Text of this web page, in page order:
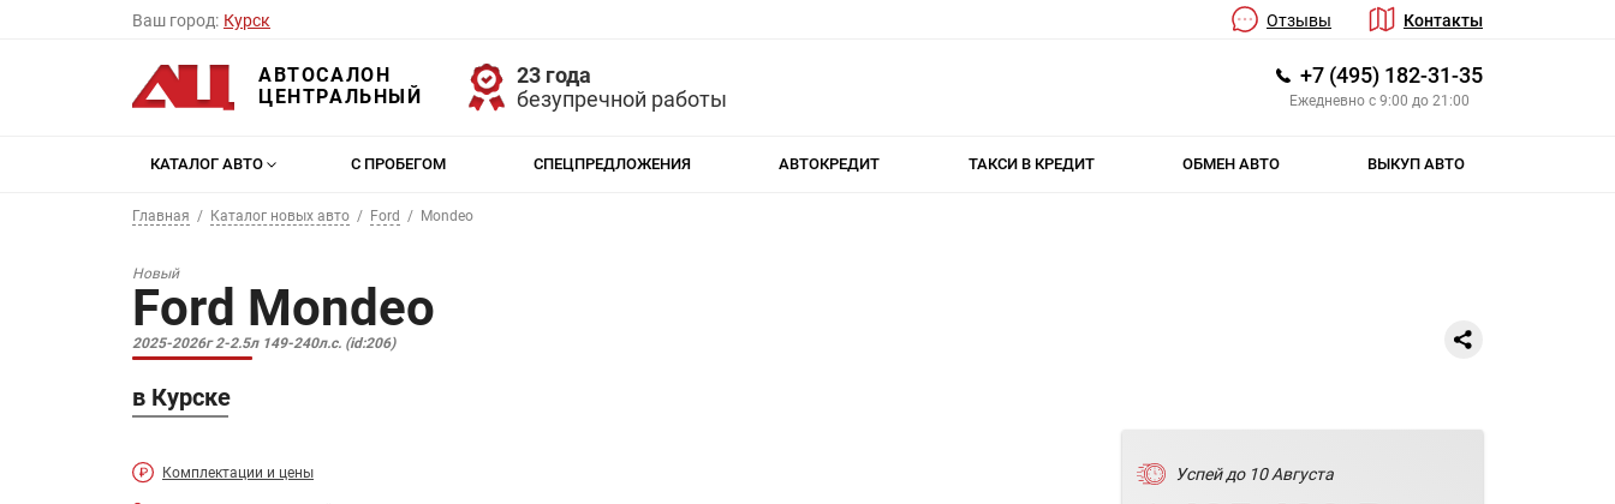
Ваш город: Курск Отзывы Контакты
АВТОСАЛОН
ЦЕНТРАЛЬНЫЙ
23 года
безупречной работы
+7 (495) 182-31-35
Ежедневно с 9:00 до 21:00
КАТАЛОГ АВТО С ПРОБЕГОМ СПЕЦПРЕДЛОЖЕНИЯ АВТОКРЕДИТ ТАКСИ В КРЕДИТ ОБМЕН АВТО ВЫКУП АВТО
Главная Каталог новых авто Ford Mondeo
Новый
Ford Mondeo
2025-2026г 2-2.5л 149-240л.с. (id:206)
в Курске
Комплектации и цены Успей до 10 Августа